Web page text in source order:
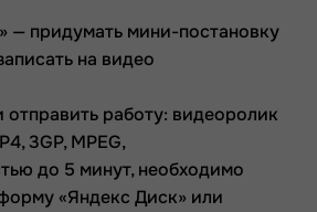
— придумать мини-постановку
на видео
отправить работу: видеоролик
3GP, MPEG,
до 5 минут, необходимо
«Яндекс Диск» или